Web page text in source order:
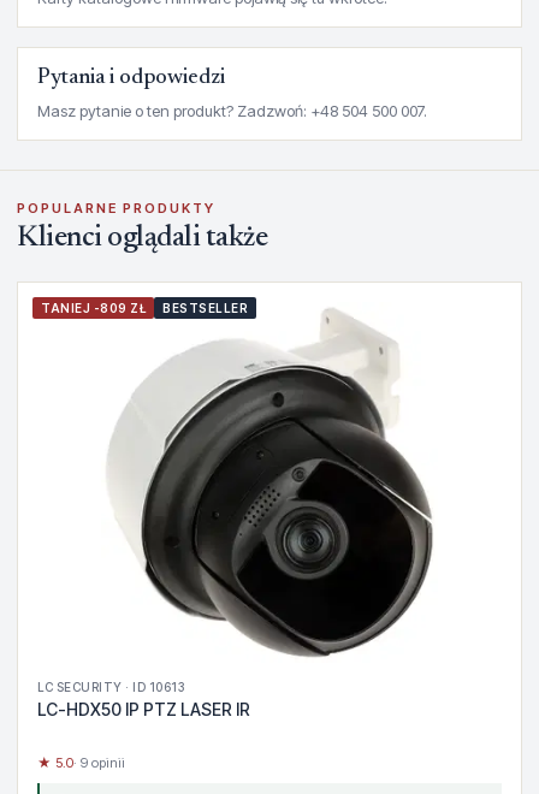
Pytania i odpowiedzi
Masz pytanie o ten produkt? Zadzwoń: +48 504 500 007.
POPULARNE PRODUKTY
Klienci oglądali także
TANIEJ -809 ZŁ BESTSELLER
LC SECURITY · ID 10613
LC-HDX50 IP PTZ LASER IR
★ 5.0· 9 opinii